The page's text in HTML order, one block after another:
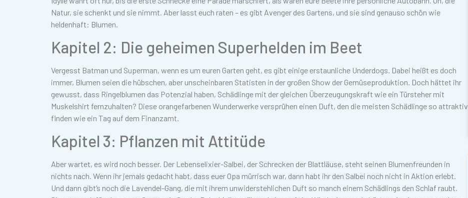
Natur, sie schenkt und sie nimmt. Aber lasst euch raten – es gibt Avenger des Gartens, und sie sind genauso schön wie
heldenhaft: Blumen.
Kapitel 2: Die geheimen Superhelden im Beet
Vergesst Batman und Superman, wenn es um euren Garten geht, es gibt einige erstaunliche Underdogs. Dabei heißt es doch
immer, Blumen seien die hübschen, aber unscheinbaren Statisten in der großen Show der Gemüseproduktion. Doch hättet ihr
gewusst, dass Ringelblumen das Potenzial haben, Schädlinge mit der gleichen Überzeugungskraft wie ein Türsteher mit
Muskelshirt fernzuhalten? Diese orangefarbenen Wunderwerke versprühen einen Duft, den die meisten Schädlinge so attraktiv
finden wie ein Tag auf dem Finanzamt.
Kapitel 3: Pflanzen mit Attitüde
Aber wartet, es wird noch besser. Der Lebenselixier-Salbei, der Schrecken der Blattläuse, steht seinen Blumenfreunden in
nichts nach. Wenn ihr jemals gedacht habt, dass euer Opa mürrisch war, dann habt ihr den Salbei noch nicht in Aktion erlebt.
Und dann gibt’s noch die Lavendel-Gang, die mit ihrem unwiderstehlichen Duft so manch einem Schädlings den Schlaf raubt.